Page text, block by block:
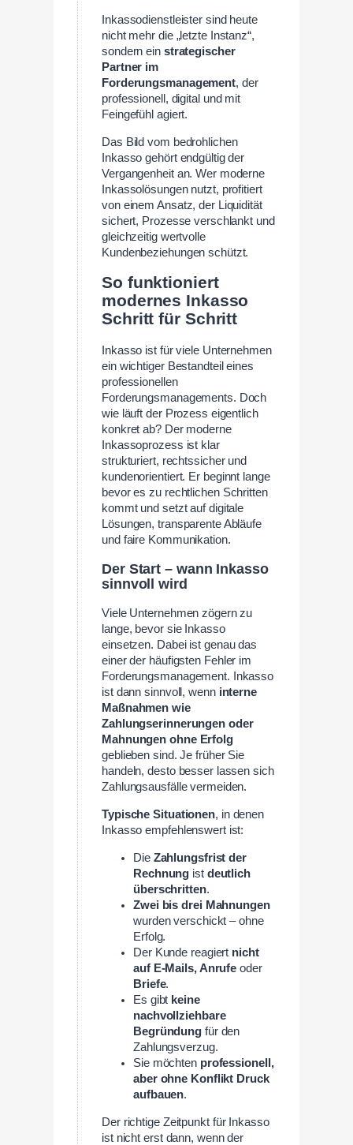
Inkassodienstleister sind heute
nicht mehr die „letzte Instanz“,
sondern ein strategischer
Partner im
Forderungsmanagement, der
professionell, digital und mit
Feingefühl agiert.
Das Bild vom bedrohlichen
Inkasso gehört endgültig der
Vergangenheit an. Wer moderne
Inkassolösungen nutzt, profitiert
von einem Ansatz, der Liquidität
sichert, Prozesse verschlankt und
gleichzeitig wertvolle
Kundenbeziehungen schützt.
So funktioniert
modernes Inkasso
Schritt für Schritt
Inkasso ist für viele Unternehmen
ein wichtiger Bestandteil eines
professionellen
Forderungsmanagements. Doch
wie läuft der Prozess eigentlich
konkret ab? Der moderne
Inkassoprozess ist klar
strukturiert, rechtssicher und
kundenorientiert. Er beginnt lange
bevor es zu rechtlichen Schritten
kommt und setzt auf digitale
Lösungen, transparente Abläufe
und faire Kommunikation.
Der Start – wann Inkasso
sinnvoll wird
Viele Unternehmen zögern zu
lange, bevor sie Inkasso
einsetzen. Dabei ist genau das
einer der häufigsten Fehler im
Forderungsmanagement. Inkasso
ist dann sinnvoll, wenn interne
Maßnahmen wie
Zahlungserinnerungen oder
Mahnungen ohne Erfolg
geblieben sind. Je früher Sie
handeln, desto besser lassen sich
Zahlungsausfälle vermeiden.
Typische Situationen, in denen
Inkasso empfehlenswert ist:
Die Zahlungsfrist der
Rechnung ist deutlich
überschritten.
Zwei bis drei Mahnungen
wurden verschickt – ohne
Erfolg.
Der Kunde reagiert nicht
auf E-Mails, Anrufeoder
Briefe.
Es gibt keine
nachvollziehbare
Begründung für den
Zahlungsverzug.
Sie möchten professionell,
aber ohne Konflikt Druck
aufbauen.
Der richtige Zeitpunkt für Inkasso
ist nicht erst dann, wenn der